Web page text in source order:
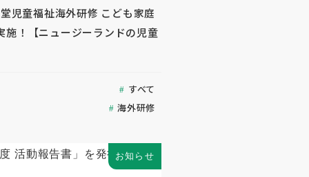
児童福祉海外研修 こども家庭
施！【ニュージーランドの児童
すべて
海外研修
お知らせ